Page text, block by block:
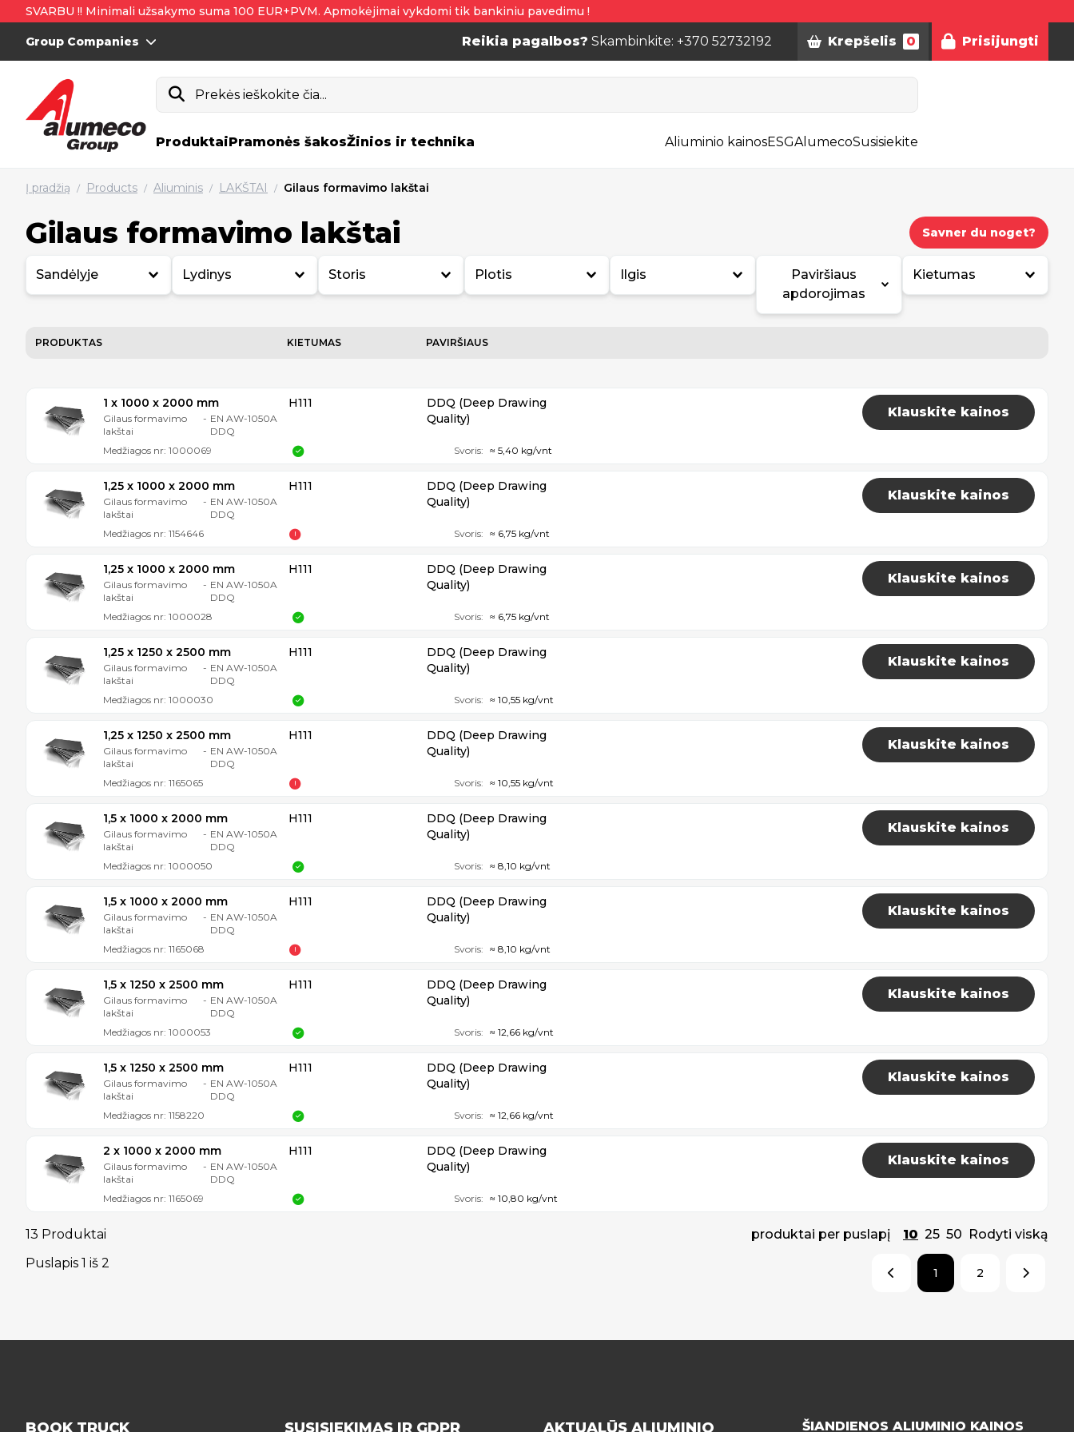
SVARBU !! Minimali užsakymo suma 100 EUR+PVM. Apmokėjimai vykdomi tik bankiniu pavedimu !
Group Companies Reikia pagalbos? Skambinkite: +370 52732192 Krepšelis 0 Prisijungti
Prekės ieškokite čia...
ProduktaiPramonės šakosŽinios ir technika Aliuminio kainosESGAlumecoSusisiekite
Į pradžią / Products / Aliuminis / LAKŠTAI / Gilaus formavimo lakštai
Gilaus formavimo lakštai Savner du noget?
Sandėlyje Lydinys Storis Plotis Ilgis
Paviršiaus
apdorojimas
Kietumas
PRODUKTAS KIETUMAS PAVIRŠIAUS
1 x 1000 x 2000 mm
Gilaus formavimo
lakštai
- EN AW-1050A
DDQ
Medžiagos nr: 1000069
H111
DDQ (Deep Drawing
Quality)
Klauskite kainos
Svoris: ≈ 5,40 kg/vnt
1,25 x 1000 x 2000 mm
Gilaus formavimo
lakštai
- EN AW-1050A
DDQ
Medžiagos nr: 1154646
H111
DDQ (Deep Drawing
Quality)
Klauskite kainos
Svoris: ≈ 6,75 kg/vnt
1,25 x 1000 x 2000 mm
Gilaus formavimo
lakštai
- EN AW-1050A
DDQ
Medžiagos nr: 1000028
H111
DDQ (Deep Drawing
Quality)
Klauskite kainos
Svoris: ≈ 6,75 kg/vnt
1,25 x 1250 x 2500 mm
Gilaus formavimo
lakštai
- EN AW-1050A
DDQ
Medžiagos nr: 1000030
H111
DDQ (Deep Drawing
Quality)
Klauskite kainos
Svoris: ≈ 10,55 kg/vnt
1,25 x 1250 x 2500 mm
Gilaus formavimo
lakštai
- EN AW-1050A
DDQ
Medžiagos nr: 1165065
H111
DDQ (Deep Drawing
Quality)
Klauskite kainos
Svoris: ≈ 10,55 kg/vnt
1,5 x 1000 x 2000 mm
Gilaus formavimo
lakštai
- EN AW-1050A
DDQ
Medžiagos nr: 1000050
H111
DDQ (Deep Drawing
Quality)
Klauskite kainos
Svoris: ≈ 8,10 kg/vnt
1,5 x 1000 x 2000 mm
Gilaus formavimo
lakštai
- EN AW-1050A
DDQ
Medžiagos nr: 1165068
H111
DDQ (Deep Drawing
Quality)
Klauskite kainos
Svoris: ≈ 8,10 kg/vnt
1,5 x 1250 x 2500 mm
Gilaus formavimo
lakštai
- EN AW-1050A
DDQ
Medžiagos nr: 1000053
H111
DDQ (Deep Drawing
Quality)
Klauskite kainos
Svoris: ≈ 12,66 kg/vnt
1,5 x 1250 x 2500 mm
Gilaus formavimo
lakštai
- EN AW-1050A
DDQ
Medžiagos nr: 1158220
H111
DDQ (Deep Drawing
Quality)
Klauskite kainos
Svoris: ≈ 12,66 kg/vnt
2 x 1000 x 2000 mm
Gilaus formavimo
lakštai
- EN AW-1050A
DDQ
Medžiagos nr: 1165069
H111
DDQ (Deep Drawing
Quality)
Klauskite kainos
Svoris: ≈ 10,80 kg/vnt
13 Produktai produktai per puslapį 10 25 50 Rodyti viską
Puslapis 1 iš 2
1 2
BOOK TRUCK SUSISIEKIMAS IR GDPR AKTUALŪS ALIUMINIO ŠIANDIENOS ALIUMINIO KAINOS